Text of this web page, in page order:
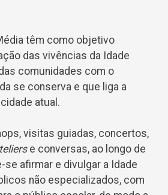
têm como objetivo
das vivências da Idade
comunidades com o
se conserva e que liga a
atual.
visitas guiadas, concertos,
e conversas, ao longo de
afirmar e divulgar a Idade
não especializados, com